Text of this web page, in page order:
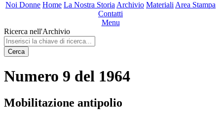
Noi Donne Home La Nostra Storia Archivio Materiali Area Stampa
Contatti
Menu
Ricerca nell'Archivio
Cerca
Numero 9 del 1964
Mobilitazione antipolio